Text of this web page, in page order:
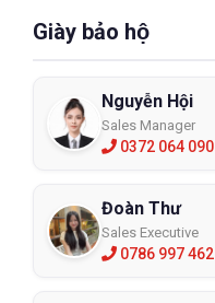
Giày bảo hộ
Nguyễn Hội
Sales Manager
0372 064 090
Đoàn Thư
Sales Executive
0786 997 462